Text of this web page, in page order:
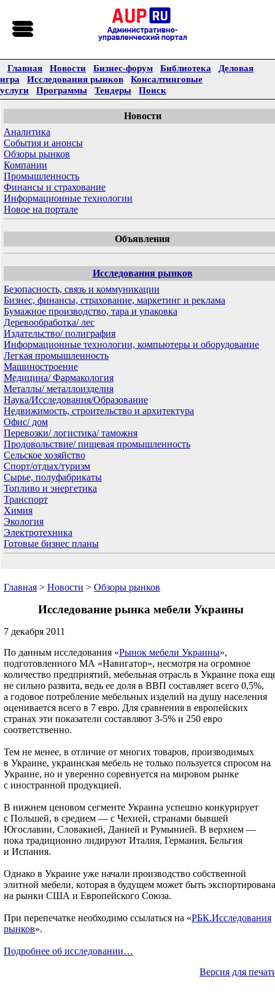
Главная Новости Бизнес-форум Библиотека
Деловая
игра
Исследования рынков
Консалтинговые
услуги
Программы Тендеры Поиск
Новости
Аналитика
События и анонсы
Обзоры рынков
Компании
Промышленность
Финансы и страхование
Информационные технологии
Новое на портале
Объявления
Исследования рынков
Безопасность, связь и коммуникации
Бизнес, финансы, страхование, маркетинг и реклама
Бумажное производство, тара и упаковка
Деревообработка/ лес
Издательство/ полиграфия
Информационные технологии, компьютеры и оборудование
Легкая промышленность
Машиностроение
Медицина/ Фармакология
Металлы/ металлоизделия
Наука/Исследования/Образование
Недвижимость, строительство и архитектура
Офис/ дом
Перевозки/ логистика/ таможня
Продовольствие/ пищевая промышленность
Сельское хозяйство
Спорт/отдых/туризм
Сырье, полуфабрикаты
Топливо и энергетика
Транспорт
Химия
Экология
Электротехника
Готовые бизнес планы
Главная > Новости > Обзоры рынков
Исследование рынка мебели Украины
7 декабря 2011
По данным исследования «Рынок мебели Украины»,
подготовленного МА «Навигатор», несмотря на огромное
количество предприятий, мебельная отрасль в Украине пока
не сильно развита, ведь ее доля в ВВП составляет всего 0,5%,
а годовое потребление мебельных изделий на душу населения
оценивается всего в 7 евро. Для сравнения в европейских
странах эти показатели составляют 3-5% и 250 евро
соответственно.
Тем не менее, в отличие от многих товаров, производимых
в Украине, украинская мебель не только пользуется спросом на
Украине, но и уверенно соревнуется на мировом рынке
с иностранной продукцией.
В нижнем ценовом сегменте Украина успешно конкурирует
с Польшей, в среднем — с Чехией, странами бывшей
Югославии, Словакией, Данией и Румынией. В верхнем —
пока традиционно лидируют Италия, Германия, Бельгия
и Испания.
Однако в Украине уже начали производство собственной
элитной мебели, которая в будущем может быть экспортирована
на рынки США и Европейского Союза.
При перепечатке необходимо ссылаться на «РБК.Исследования
рынков».
Подробнее об исследовании…
Версия для